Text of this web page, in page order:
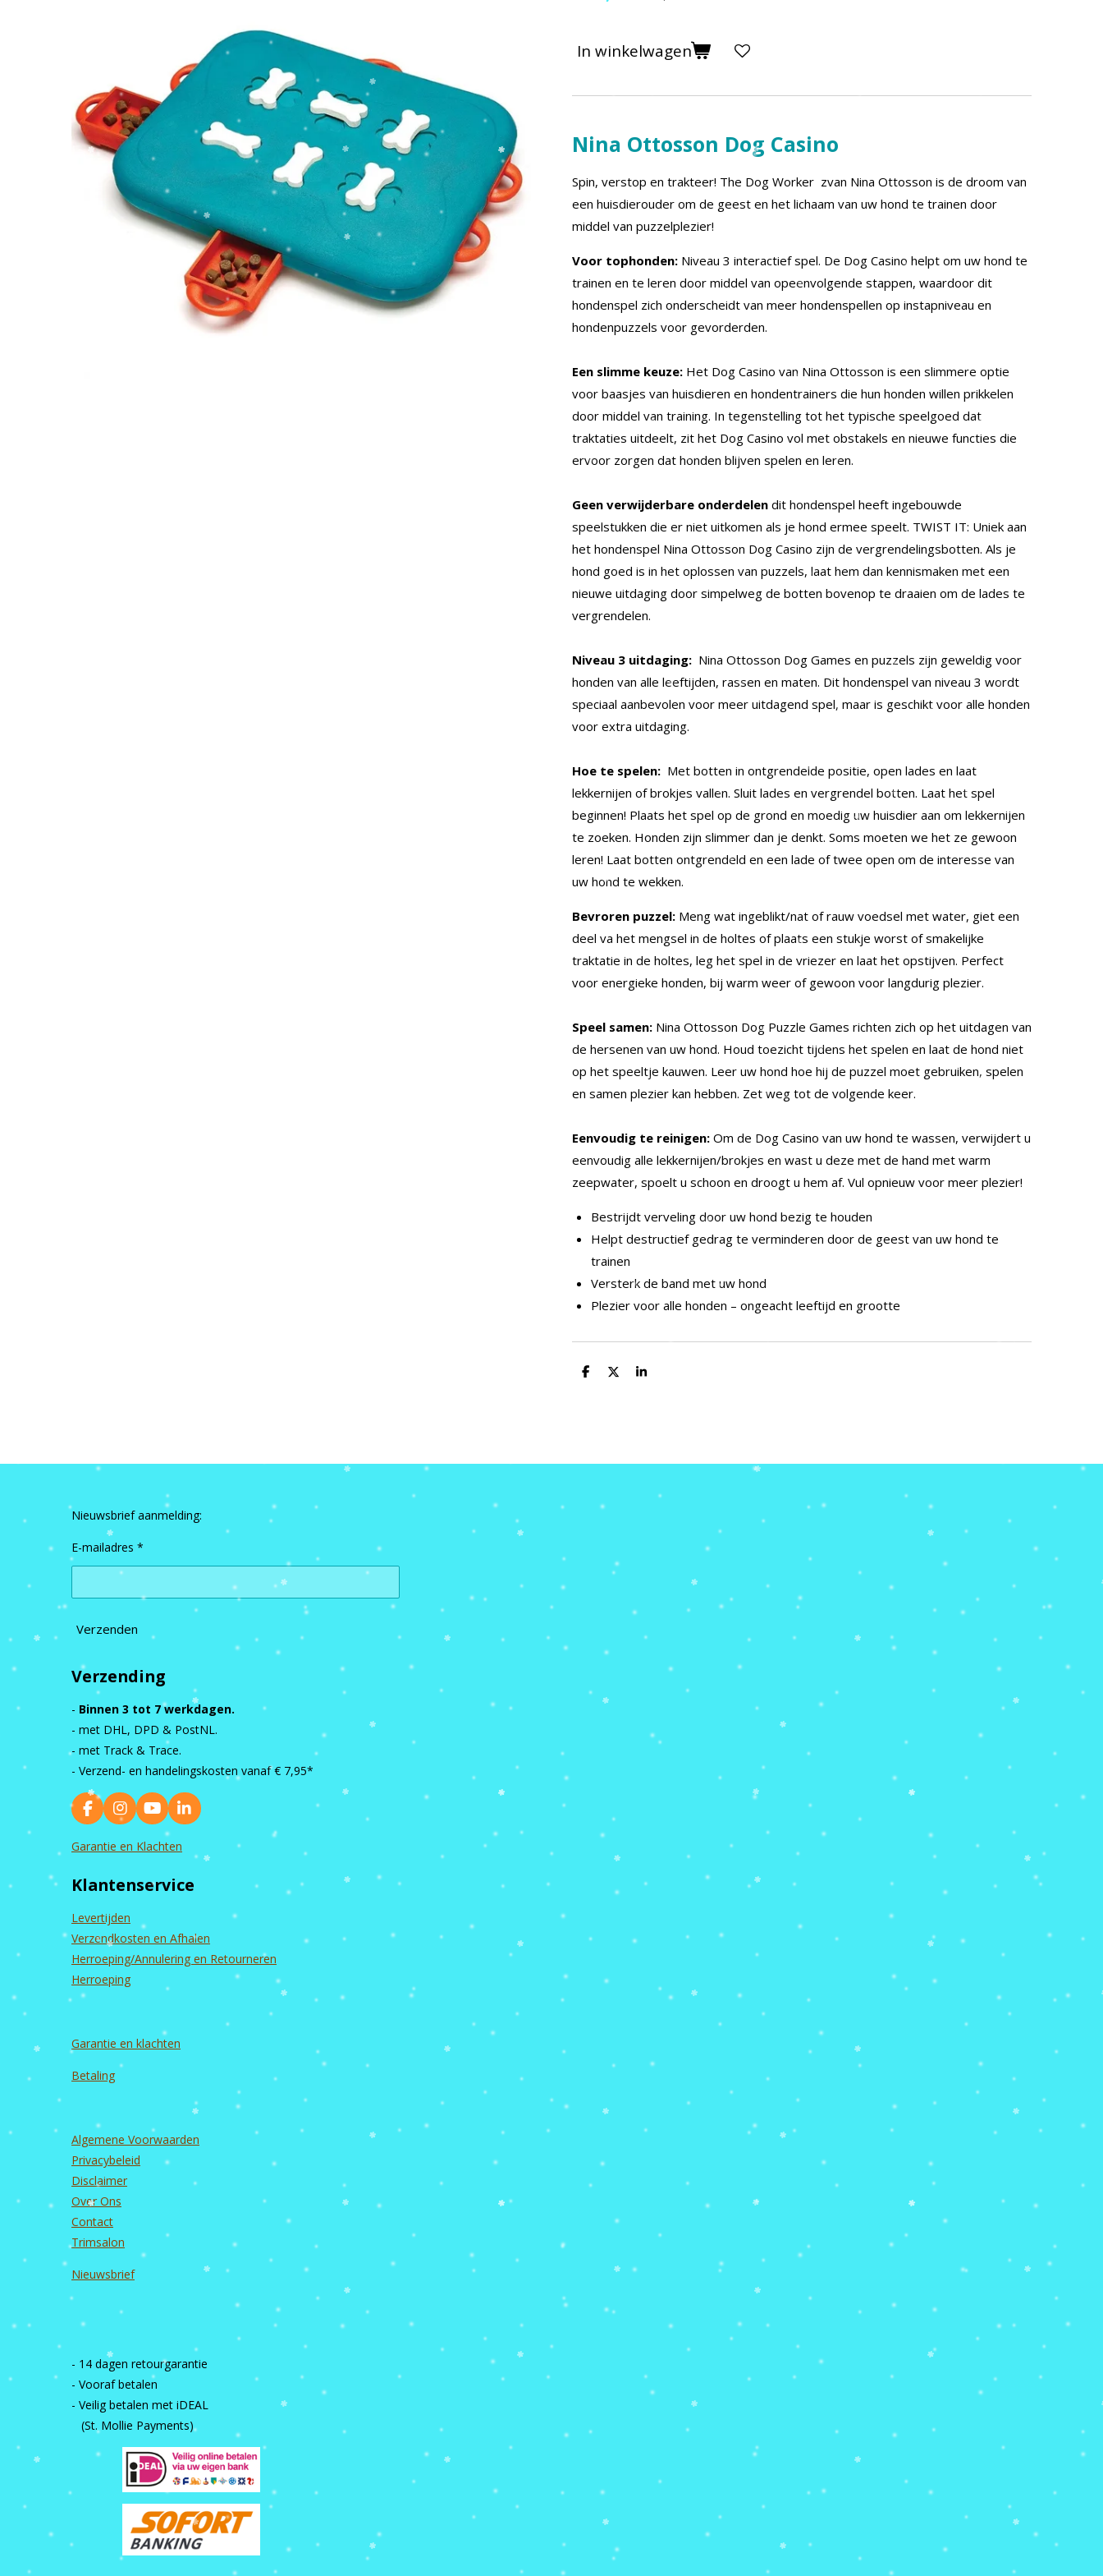
In winkelwagen
Nina Ottosson Dog Casino
Spin, verstop en trakteer! The Dog Worker zvan Nina Ottosson is de droom van
een huisdierouder om de geest en het lichaam van uw hond te trainen door
middel van puzzelplezier!
Voor tophonden: Niveau 3 interactief spel. De Dog Casino helpt om uw hond te
trainen en te leren door middel van opeenvolgende stappen, waardoor dit
hondenspel zich onderscheidt van meer hondenspellen op instapniveau en
hondenpuzzels voor gevorderden.
Een slimme keuze: Het Dog Casino van Nina Ottosson is een slimmere optie
voor baasjes van huisdieren en hondentrainers die hun honden willen prikkelen
door middel van training. In tegenstelling tot het typische speelgoed dat
traktaties uitdeelt, zit het Dog Casino vol met obstakels en nieuwe functies die
ervoor zorgen dat honden blijven spelen en leren.
Geen verwijderbare onderdelen dit hondenspel heeft ingebouwde
speelstukken die er niet uitkomen als je hond ermee speelt. TWIST IT: Uniek aan
het hondenspel Nina Ottosson Dog Casino zijn de vergrendelingsbotten. Als je
hond goed is in het oplossen van puzzels, laat hem dan kennismaken met een
nieuwe uitdaging door simpelweg de botten bovenop te draaien om de lades te
vergrendelen.
Niveau 3 uitdaging: Nina Ottosson Dog Games en puzzels zijn geweldig voor
honden van alle leeftijden, rassen en maten. Dit hondenspel van niveau 3 wordt
speciaal aanbevolen voor meer uitdagend spel, maar is geschikt voor alle honden
voor extra uitdaging.
Hoe te spelen: Met botten in ontgrendelde positie, open lades en laat
lekkernijen of brokjes vallen. Sluit lades en vergrendel botten. Laat het spel
beginnen! Plaats het spel op de grond en moedig uw huisdier aan om lekkernijen
te zoeken. Honden zijn slimmer dan je denkt. Soms moeten we het ze gewoon
leren! Laat botten ontgrendeld en een lade of twee open om de interesse van
uw hond te wekken.
Bevroren puzzel: Meng wat ingeblikt/nat of rauw voedsel met water, giet een
deel va het mengsel in de holtes of plaats een stukje worst of smakelijke
traktatie in de holtes, leg het spel in de vriezer en laat het opstijven. Perfect
voor energieke honden, bij warm weer of gewoon voor langdurig plezier.
Speel samen: Nina Ottosson Dog Puzzle Games richten zich op het uitdagen van
de hersenen van uw hond. Houd toezicht tijdens het spelen en laat de hond niet
op het speeltje kauwen. Leer uw hond hoe hij de puzzel moet gebruiken, spelen
en samen plezier kan hebben. Zet weg tot de volgende keer.
Eenvoudig te reinigen: Om de Dog Casino van uw hond te wassen, verwijdert u
eenvoudig alle lekkernijen/brokjes en wast u deze met de hand met warm
zeepwater, spoelt u schoon en droogt u hem af. Vul opnieuw voor meer plezier!
Bestrijdt verveling door uw hond bezig te houden
Helpt destructief gedrag te verminderen door de geest van uw hond te
trainen
Versterk de band met uw hond
Plezier voor alle honden – ongeacht leeftijd en grootte
D
D
S
Nieuwsbrief aanmelding:
E-mailadres *
Verzenden
Verzending
- Binnen 3 tot 7 werkdagen.
- met DHL, DPD & PostNL.
- met Track & Trace.
- Verzend- en handelingskosten vanaf € 7,95*
F
a
c
o
k
I
n
s
g
a
m
Y
o
u
b
L
i
d
Garantie en Klachten
Klantenservice
Levertijden
Verzendkosten en Afhalen
Herroeping/Annulering en Retourneren
Herroeping
Garantie en klachten
Betaling
Algemene Voorwaarden
Privacybeleid
Disclaimer
Over Ons
Contact
Trimsalon
Nieuwsbrief
- 14 dagen retourgarantie
- Vooraf betalen
- Veilig betalen met iDEAL
(St. Mollie Payments)